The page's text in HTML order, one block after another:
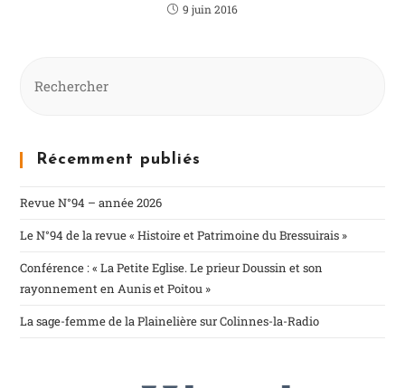
9 juin 2016
Récemment publiés
Revue N°94 – année 2026
Le N°94 de la revue « Histoire et Patrimoine du Bressuirais »
Conférence : « La Petite Eglise. Le prieur Doussin et son
rayonnement en Aunis et Poitou »
La sage-femme de la Plainelière sur Colinnes-la-Radio